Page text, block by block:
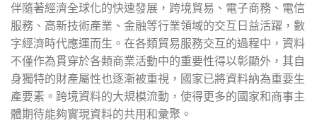
伴隨著經濟全球化的快速發展，跨境貿易、電子商務、電信
服務、高新技術產業、金融等行業領域的交互日益活躍，數
字經濟時代應運而生。在各類貿易服務交互的過程中，資料
不僅作為貫穿於各類商業活動中的重要性得以彰顯外，其自
身獨特的財產屬性也逐漸被重視，國家已將資料納為重要生
產要素。跨境資料的大規模流動，使得更多的國家和商事主
體期待能夠實現資料的共用和彙聚。